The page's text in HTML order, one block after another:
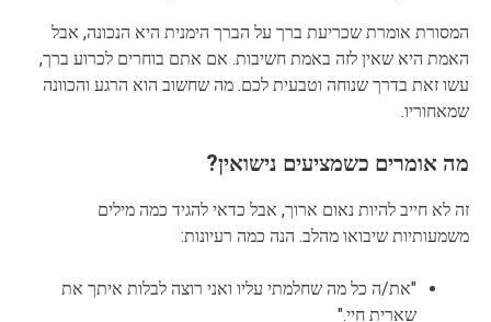
המסורת אומרת שכריעת ברך על הברך הימנית היא הנכונה, אבל
האמת היא שאין לזה באמת חשיבות. אם אתם בוחרים לכרוע ברך,
עשו זאת בדרך שנוחה וטבעית לכם. מה שחשוב הוא הרגע והכוונה
שמאחוריו.
מה אומרים כשמציעים נישואין?
זה לא חייב להיות נאום ארוך, אבל כדאי להגיד כמה מילים
משמעותיות שיבואו מהלב. הנה כמה רעיונות:
"את/ה כל מה שחלמתי עליו ואני רוצה לבלות איתך את
שארית חיי."